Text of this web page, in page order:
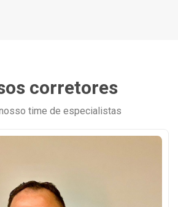
corretores
time de especialistas